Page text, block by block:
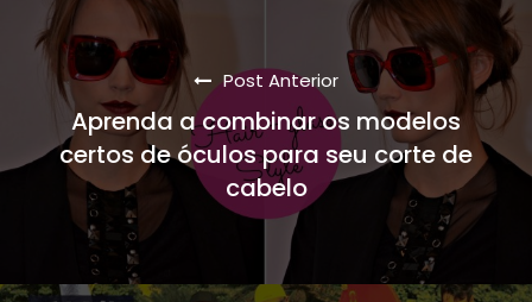
Post Anterior
Aprenda a combinar os modelos
certos de óculos para seu corte de
cabelo